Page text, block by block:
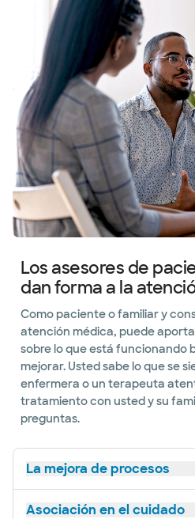
Los asesores de
dan forma a la
Como paciente o familiar y
atención médica, puede
sobre lo que está funcionando
mejorar. Usted sabe lo que se
enfermera o un terapeuta
tratamiento con usted y su
preguntas.
La mejora de procesos
Asociación en el cuidado